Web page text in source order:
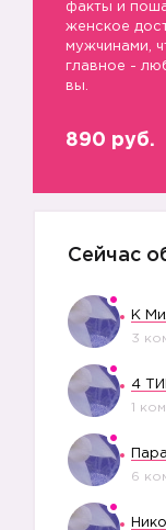
факты и
женское
мужчинами,
главное -
вы.
890 руб.
Сейчас
К
3
4
1
6